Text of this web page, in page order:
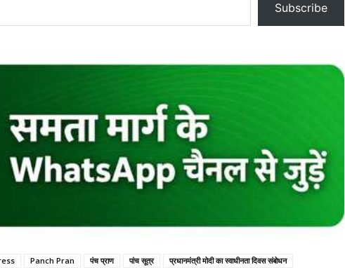
Subscribe
Panch Pran पंच प्राण पांच सूत्र प्रधानमंत्री मोदी का स्वाधीनता दिवस संबोधन